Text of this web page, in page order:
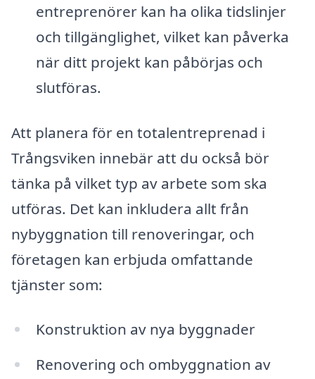
entreprenörer kan ha olika tidslinjer
och tillgänglighet, vilket kan påverka
när ditt projekt kan påbörjas och
slutföras.
Att planera för en totalentreprenad i
Trångsviken innebär att du också bör
tänka på vilket typ av arbete som ska
utföras. Det kan inkludera allt från
nybyggnation till renoveringar, och
företagen kan erbjuda omfattande
tjänster som:
Konstruktion av nya byggnader
Renovering och ombyggnation av